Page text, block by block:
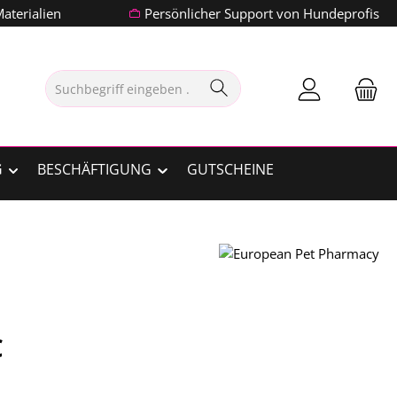
Persönlicher Support von Hundeprofis
BESCHÄFTIGUNG GUTSCHEINE